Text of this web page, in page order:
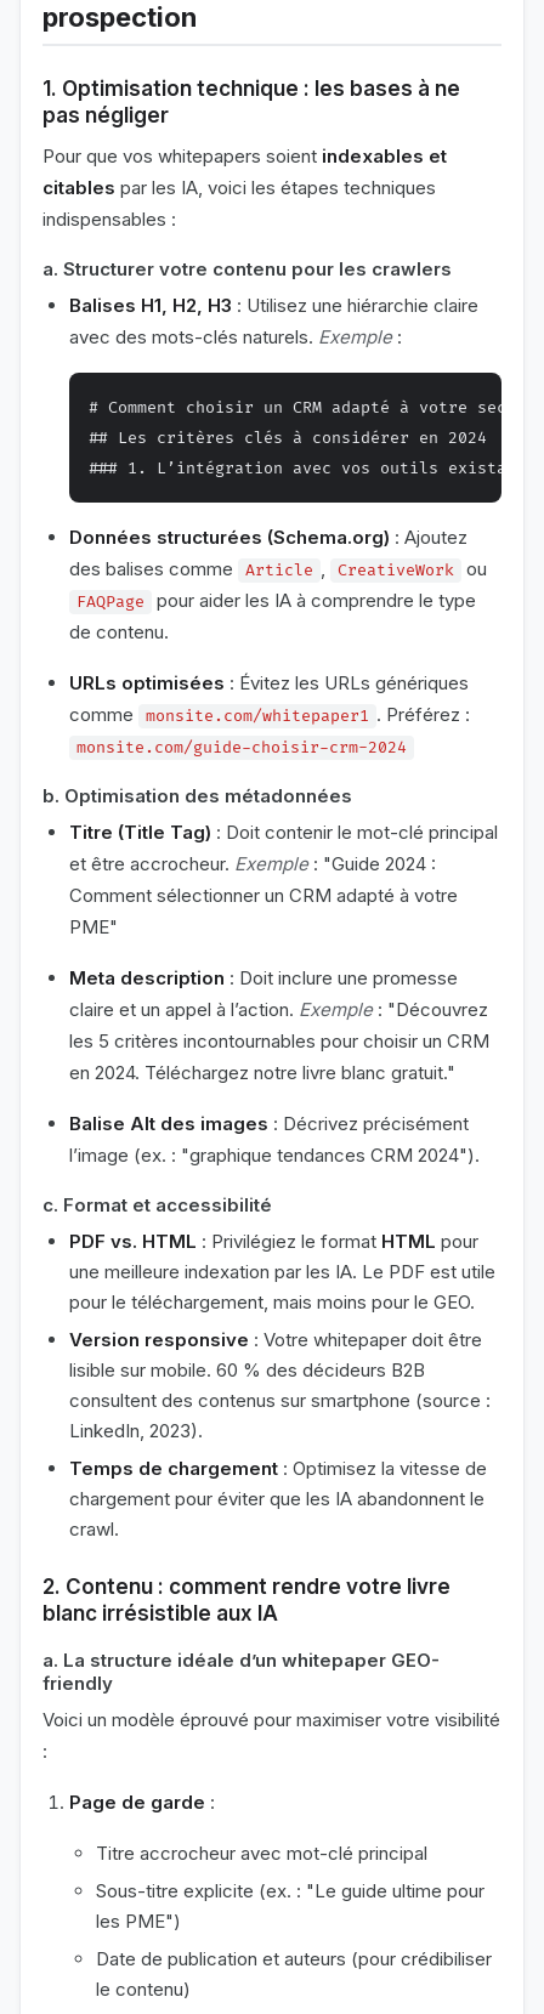
prospection
1. Optimisation technique : les bases à ne
pas négliger
Pour que vos whitepapers soient indexables et
citables par les IA, voici les étapes techniques
indispensables :
a. Structurer votre contenu pour les crawlers
Balises H1, H2, H3 : Utilisez une hiérarchie claire
avec des mots-clés naturels. Exemple:
# Comment choisir un CRM adapté à votre
## Les critères clés à considérer en 2024
Données structurées (Schema.org) : Ajoutez
des balises comme
Article , CreativeWork ou
FAQPage
pour aider les IA à comprendre le type
de contenu.
URLs optimisées : Évitez les URLs génériques
comme
monsite.com/whitepaper1 . Préférez :
monsite.com/guide-choisir-crm-2024
b. Optimisation des métadonnées
Titre (Title Tag) : Doit contenir le mot-clé principal
et être accrocheur. Exemple: "Guide 2024 :
Comment sélectionner un CRM adapté à votre
PME"
Meta description : Doit inclure une promesse
claire et un appel à l’action. Exemple: "Découvrez
les 5 critères incontournables pour choisir un CRM
en 2024. Téléchargez notre livre blanc gratuit."
Balise Alt des images : Décrivez précisément
l’image (ex. : "graphique tendances CRM 2024").
c. Format et accessibilité
PDF vs. HTML : Privilégiez le format HTML pour
une meilleure indexation par les IA. Le PDF est utile
pour le téléchargement, mais moins pour le GEO.
Version responsive : Votre whitepaper doit être
lisible sur mobile. 60 % des décideurs B2B
consultent des contenus sur smartphone (source :
LinkedIn, 2023).
Temps de chargement : Optimisez la vitesse de
chargement pour éviter que les IA abandonnent le
crawl.
2. Contenu : comment rendre votre livre
blanc irrésistible aux IA
a. La structure idéale d’un whitepaper GEO-
friendly
Voici un modèle éprouvé pour maximiser votre visibilité
:
Page de garde :
Titre accrocheur avec mot-clé principal
Sous-titre explicite (ex. : "Le guide ultime pour
les PME")
Date de publication et auteurs (pour crédibiliser
le contenu)